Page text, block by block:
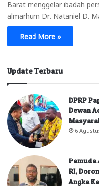
Barat menggelar ibadah
almarhum Dr. Nataniel D.
Read More »
Update Terbaru
DPRP
Dewan
6
Pemuda
RI,
Angka